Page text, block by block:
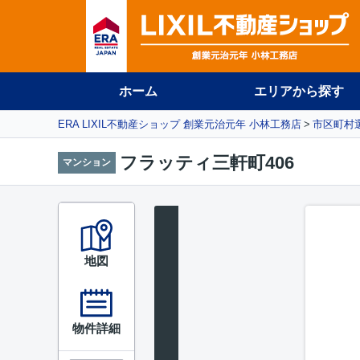
ホーム エリアから探す
ERA LIXIL不動産ショップ 創業元治元年 小林工務店 市区町村
マンション フラッティ三軒町406
地図
物件詳細